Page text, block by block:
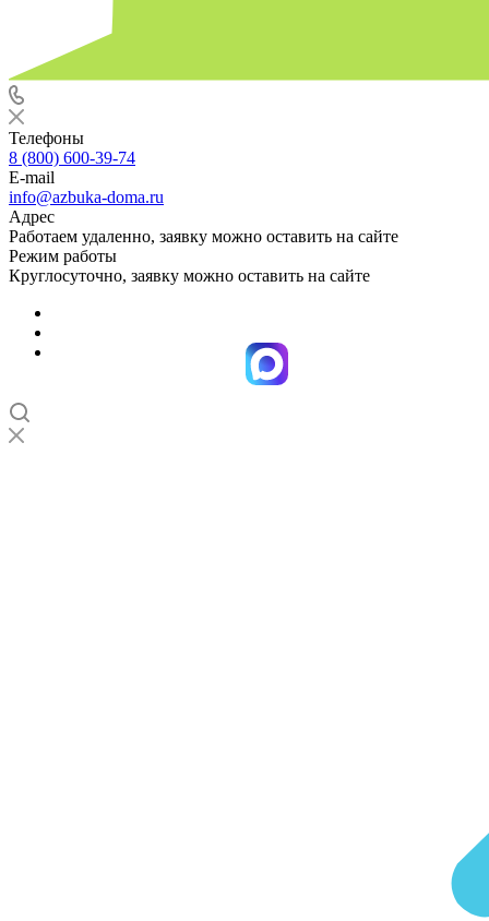
Телефоны
8 (800) 600-39-74
E-mail
info@azbuka-doma.ru
Адрес
Работаем удаленно, заявку можно оставить на сайте
Режим работы
Круглосуточно, заявку можно оставить на сайте